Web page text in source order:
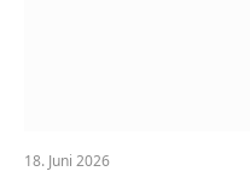
18. Juni 2026